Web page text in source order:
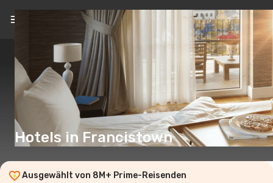
DE(€)
Hotels in Francistown
Ausgewählt von 8M+ Prime-Reisenden